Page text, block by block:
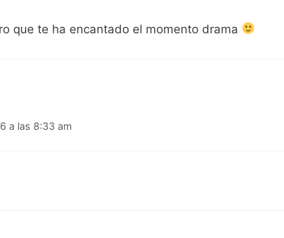
que te ha encantado el momento drama
a las 8:33 am